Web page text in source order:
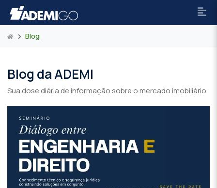
Blog
Blog da ADEMI
Sua dose diária de informação sobre o mercado imobiliário